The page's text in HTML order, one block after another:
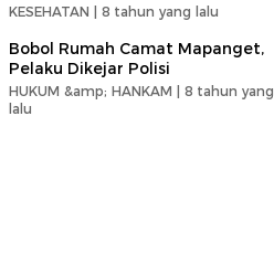
KESEHATAN | 8 tahun yang lalu
Bobol Rumah Camat Mapanget,
Pelaku Dikejar Polisi
HUKUM &amp; HANKAM | 8 tahun yang
lalu